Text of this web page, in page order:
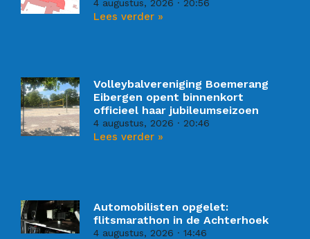
4 augustus, 2026 20:56
Lees verder »
Volleybalvereniging Boemerang
Eibergen opent binnenkort
officieel haar jubileumseizoen
4 augustus, 2026 20:46
Lees verder »
Automobilisten opgelet:
flitsmarathon in de Achterhoek
4 augustus, 2026 14:46